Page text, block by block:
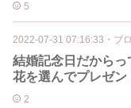
5
2022-07-31 07:16:33 ・ ブ
結婚記念日だから
花を選んでプレゼ
2